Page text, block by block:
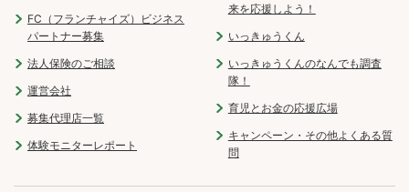
FC（フランチャイズ）ビジネス
パートナー募集
法人保険のご相談
運営会社
募集代理店一覧
体験モニターレポート
来を応援しよう！
いっきゅうくん
いっきゅうくんのなんでも調査
隊！
育児とお金の応援広場
キャンペーン・その他よくある質
問